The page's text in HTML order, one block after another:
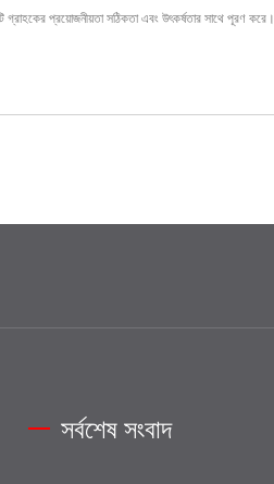
প্রয়োজনীয়তা সঠিকতা এবং উৎকর্ষতার সাথে পূরণ করে।
সর্বশেষ সংবাদ